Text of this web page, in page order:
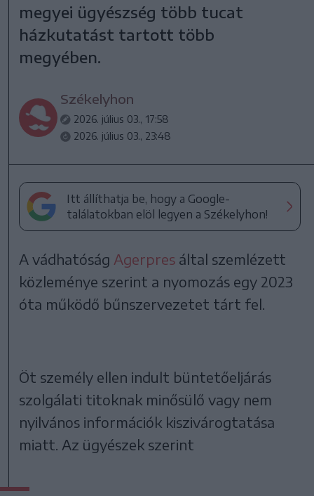
megyei ügyészség több tucat
házkutatást tartott több
megyében.
Székelyhon
2026. július 03., 17:58
2026. július 03., 23:48
Itt állíthatja be, hogy a Google-
találatokban elöl legyen a Székelyhon!
A vádhatóság Agerpres által szemlézett
közleménye szerint a nyomozás egy 2023
óta működő bűnszervezetet tárt fel.
Öt személy ellen indult büntetőeljárás
szolgálati titoknak minősülő vagy nem
nyilvános információk kiszivárogtatása
miatt. Az ügyészek szerint